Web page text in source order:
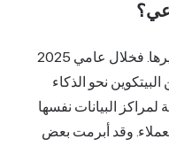
لا تتخذ HIVE هذه الخطوة بمعزل عن غيرها. فخلال عامي 2025
البيتكوين نحو الذكاء
البيانات نفسها
وقد أبرمت بعض